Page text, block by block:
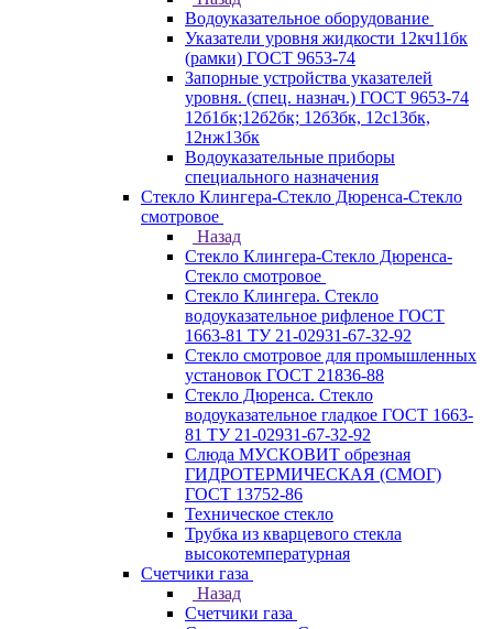
Водоуказательное оборудование
Указатели уровня жидкости 12кч11бк
(рамки) ГОСТ 9653-74
Запорные устройства указателей
уровня. (спец. назнач.) ГОСТ 9653-74
12б1бк;12б2бк; 12б3бк, 12с13бк,
12нж13бк
Водоуказательные приборы
специального назначения
Стекло Клингера-Стекло Дюренса-Стекло
смотровое
Назад
Стекло Клингера-Стекло Дюренса-
Стекло смотровое
Стекло Клингера. Стекло
водоуказательное рифленое ГОСТ
1663-81 ТУ 21-02931-67-32-92
Стекло смотровое для промышленных
установок ГОСТ 21836-88
Стекло Дюренса. Стекло
водоуказательное гладкое ГОСТ 1663-
81 ТУ 21-02931-67-32-92
Слюда МУСКОВИТ обрезная
ГИДРОТЕРМИЧЕСКАЯ (СМОГ)
ГОСТ 13752-86
Техническое стекло
Трубка из кварцевого стекла
высокотемпературная
Счетчики газа
Назад
Счетчики газа